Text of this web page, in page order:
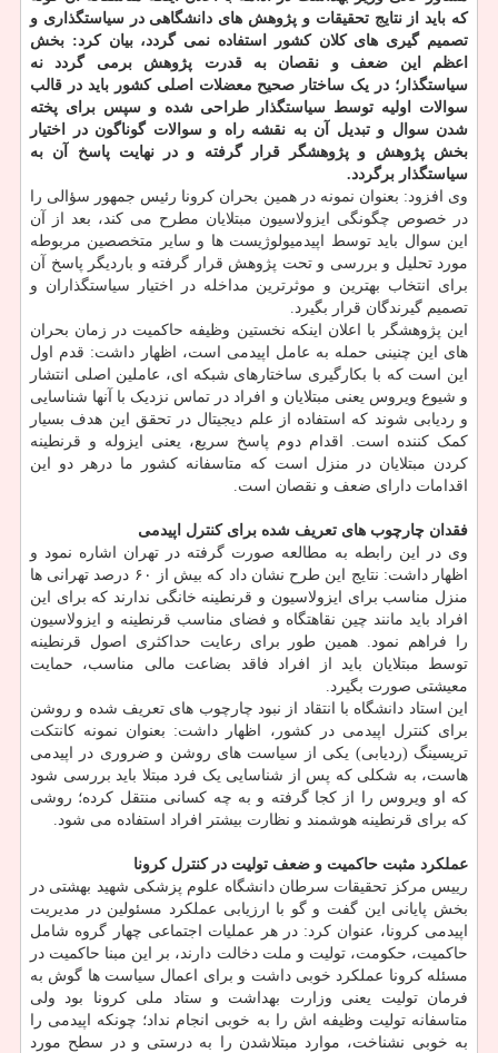
که باید از نتایج تحقیقات و پژوهش های دانشگاهی در سیاستگذاری و
تصمیم گیری های کلان کشور استفاده نمی گردد، بیان کرد: بخش
اعظم این ضعف و نقصان به قدرت پژوهش برمی گردد نه
سیاستگذار؛ در یک ساختار صحیح معضلات اصلی کشور باید در قالب
سوالات اولیه توسط سیاستگذار طراحی شده و سپس برای پخته
شدن سوال و تبدیل آن به نقشه راه و سوالات گوناگون در اختیار
بخش پژوهش و پژوهشگر قرار گرفته و در نهایت پاسخ آن به
سیاستگذار برگردد.
وی افزود: بعنوان نمونه در همین بحران کرونا رئیس جمهور سؤالی را
در خصوص چگونگی ایزولاسیون مبتلایان مطرح می کند، بعد از آن
این سوال باید توسط اپیدمیولوژیست ها و سایر متخصصین مربوطه
مورد تحلیل و بررسی و تحت پژوهش قرار گرفته و باردیگر پاسخ آن
برای انتخاب بهترین و موثرترین مداخله در اختیار سیاستگذاران و
تصمیم گیرندگان قرار بگیرد.
این پژوهشگر با اعلان اینکه نخستین وظیفه حاکمیت در زمان بحران
های این چنینی حمله به عامل اپیدمی است، اظهار داشت: قدم اول
این است که با بکارگیری ساختارهای شبکه ای، عاملین اصلی انتشار
و شیوع ویروس یعنی مبتلایان و افراد در تماس نزدیک با آنها شناسایی
و ردیابی شوند که استفاده از علم دیجیتال در تحقق این هدف بسیار
کمک کننده است. اقدام دوم پاسخ سریع، یعنی ایزوله و قرنطینه
کردن مبتلایان در منزل است که متاسفانه کشور ما درهر دو این
اقدامات دارای ضعف و نقصان است.
فقدان چارچوب های تعریف شده برای کنترل اپیدمی
وی در این رابطه به مطالعه صورت گرفته در تهران اشاره نمود و
اظهار داشت: نتایج این طرح نشان داد که بیش از ۶۰ درصد تهرانی ها
منزل مناسب برای ایزولاسیون و قرنطینه خانگی ندارند که برای این
افراد باید مانند چین نقاهتگاه و فضای مناسب قرنطینه و ایزولاسیون
را فراهم نمود. همین طور برای رعایت حداکثری اصول قرنطینه
توسط مبتلایان باید از افراد فاقد بضاعت مالی مناسب، حمایت
معیشتی صورت بگیرد.
این استاد دانشگاه با انتقاد از نبود چارچوب های تعریف شده و روشن
برای کنترل اپیدمی در کشور، اظهار داشت: بعنوان نمونه کانتکت
تریسینگ (ردیابی) یکی از سیاست های روشن و ضروری در اپیدمی
هاست، به شکلی که پس از شناسایی یک فرد مبتلا باید بررسی شود
که او ویروس را از کجا گرفته و به چه کسانی منتقل کرده؛ روشی
که برای قرنطینه هوشمند و نظارت بیشتر افراد استفاده می شود.
عملکرد مثبت حاکمیت و ضعف تولیت در کنترل کرونا
رییس مرکز تحقیقات سرطان دانشگاه علوم پزشکی شهید بهشتی در
بخش پایانی این گفت و گو با ارزیابی عملکرد مسئولین در مدیریت
اپیدمی کرونا، عنوان کرد: در هر عملیات اجتماعی چهار گروه شامل
حاکمیت، حکومت، تولیت و ملت دخالت دارند، بر این مبنا حاکمیت در
مسئله کرونا عملکرد خوبی داشت و برای اعمال سیاست ها گوش به
فرمان تولیت یعنی وزارت بهداشت و ستاد ملی کرونا بود ولی
متاسفانه تولیت وظیفه اش را به خوبی انجام نداد؛ چونکه اپیدمی را
به خوبی نشناخت، موارد مبتلاشدن را به درستی و در سطح مورد